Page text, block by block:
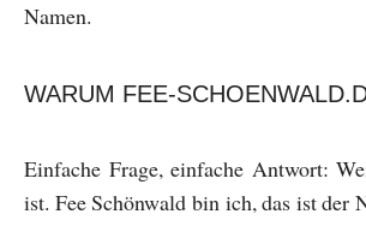
Namen.
WARUM FEE-
Einfache Frage, einfache Antwort:
ist. Fee Schönwald bin ich, das ist der